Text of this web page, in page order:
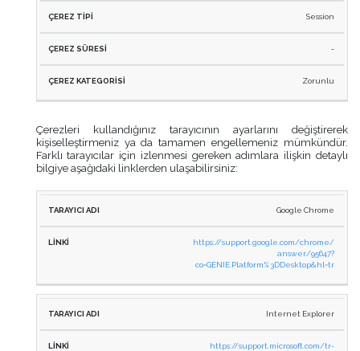
Session
-
Zorunlu
Çerezleri kullandığınız tarayıcının ayarlarını değiştirerek
kişiselleştirmeniz ya da tamamen engellemeniz mümkündür.
Farklı tarayıcılar için izlenmesi gereken adımlara ilişkin detaylı
bilgiye aşağıdaki linklerden ulaşabilirsiniz:
TARAYICI
ADI
LINKI
Google Chrome
https://support.google.com/chrome/
answer/95647?
co=GENIE.Platform%3DDesktop&hl=tr
Internet Explorer
https://support.microsoft.com/tr-